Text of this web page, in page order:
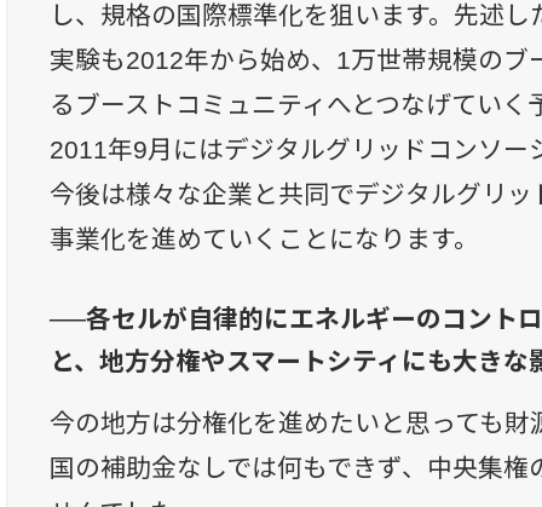
し、規格の国際標準化を狙います。先述
実験も2012年から始め、1万世帯規模のブ
るブーストコミュニティへとつなげていく
2011年9月にはデジタルグリッドコンソー
今後は様々な企業と共同でデジタルグリ
事業化を進めていくことになります。
──各セルが自律的にエネルギーのコント
と、地方分権やスマートシティにも大き
今の地方は分権化を進めたいと思っても財
国の補助金なしでは何もできず、中央集